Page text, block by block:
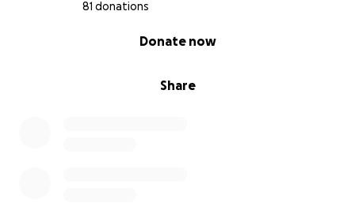
81 donations
Share
Donate now